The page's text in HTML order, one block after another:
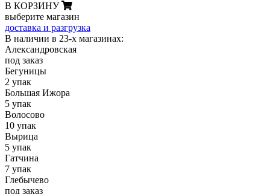
В КОРЗИНУ
выберите магазин
доставка и разгрузка
В наличии в 23-х магазинах:
Александровская
под заказ
Бегуницы
2 упак
Большая Ижора
5 упак
Волосово
10 упак
Вырица
5 упак
Гатчина
7 упак
Глебычево
под заказ